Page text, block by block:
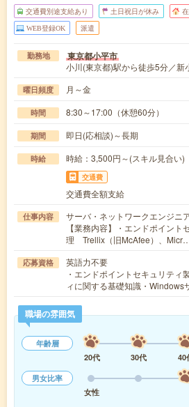
交通費別途支給あり 土日祝日が休み
WEB登録OK 派遣
勤務地 東京都小平市
小川(東京都)駅から徒歩5分／新
曜日頻度 月～金
時間 8:30～17:00（休憩60分）
期間 即日(応相談)～長期
時給 時給：3,500円～(スキル見合い)
交通費
交通費全額支給
仕事内容
サーバ・ネットワークエンジニ
【業務内容】・エンドポイン
理 Trellix（旧McAfee）、
応募資格
英語力不要
・エンドポイントセキュリティ
ィに関する基礎知識・
職場の雰囲気
年齢層
20代
30代 40
男女比率
女性